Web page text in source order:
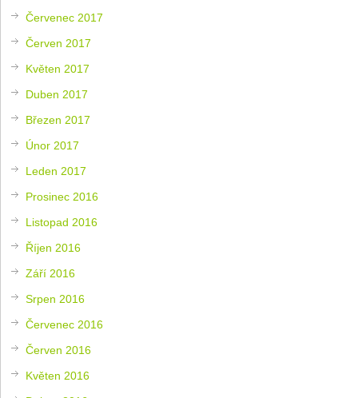
Červenec 2017
Červen 2017
Květen 2017
Duben 2017
Březen 2017
Únor 2017
Leden 2017
Prosinec 2016
Listopad 2016
Říjen 2016
Září 2016
Srpen 2016
Červenec 2016
Červen 2016
Květen 2016